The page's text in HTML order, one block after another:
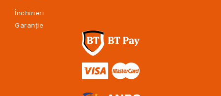
Închirieri
Garanție